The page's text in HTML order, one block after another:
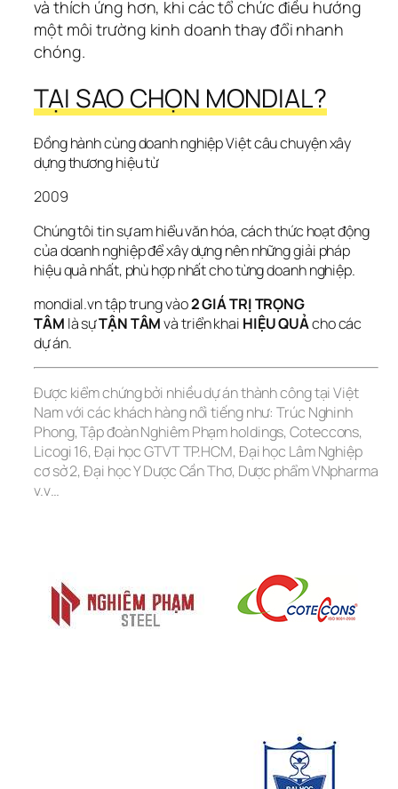
và thích ứng hơn, khi các tổ chức điều hướng
một môi trường kinh doanh thay đổi nhanh
chóng.
TẠI SAO CHỌN MONDIAL?
Đồng hành cùng doanh nghiệp Việt câu chuyện xây
dựng thương hiệu từ
2009
Chúng tôi tin sự am hiểu văn hóa, cách thức hoạt động
của doanh nghiệp để xây dựng nên những giải pháp
hiệu quả nhất, phù hợp nhất cho từng doanh nghiệp.
mondial.vn tập trung vào 2 GIÁ TRỊ TRỌNG
TÂM là sự TẬN TÂM và triển khai HIỆU QUẢ cho các
dự án.
Được kiểm chứng bởi nhiều dự án thành công tại Việt
Nam với các khách hàng nổi tiếng như: Trúc Nghinh
Phong, Tập đoàn Nghiêm Phạm holdings, Coteccons,
Licogi 16, Đại học GTVT TP.HCM, Đại học Lâm Nghiệp
cơ sở 2, Đại học Y Dược Cần Thơ, Dược phẩm VNpharma
v.v…